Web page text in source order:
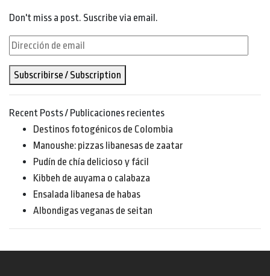
Don't miss a post. Suscribe via email.
Dirección
de
email
Subscribirse / Subscription
Recent Posts / Publicaciones recientes
Destinos fotogénicos de Colombia
Manoushe: pizzas libanesas de zaatar
Pudín de chía delicioso y fácil
Kibbeh de auyama o calabaza
Ensalada libanesa de habas
Albondigas veganas de seitan